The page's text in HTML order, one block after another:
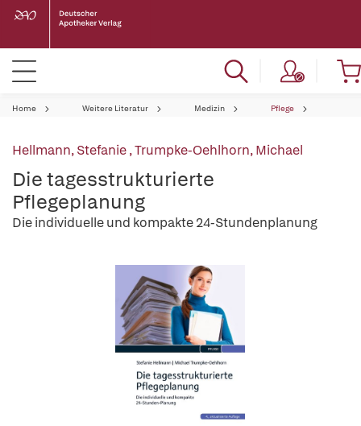
Home Weitere Literatur Medizin Pflege
Hellmann, Stefanie,Trumpke-Oehlhorn, Michael
Die tagesstrukturierte
Pflegeplanung
Die individuelle und kompakte 24-Stundenplanung